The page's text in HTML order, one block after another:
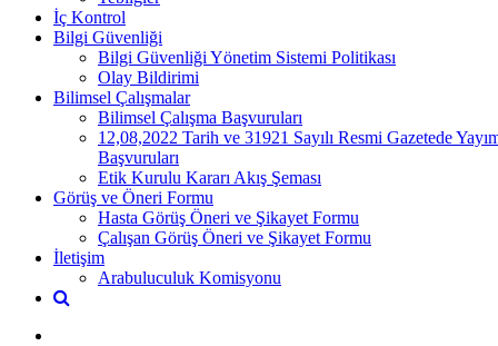
İç Kontrol
Bilgi Güvenliği
Bilgi Güvenliği Yönetim Sistemi Politikası
Olay Bildirimi
Bilimsel Çalışmalar
Bilimsel Çalışma Başvuruları
12,08,2022 Tarih ve 31921 Sayılı Resmi Gazetede
Başvuruları
Etik Kurulu Kararı Akış Şeması
Görüş ve Öneri Formu
Hasta Görüş Öneri ve Şikayet Formu
Çalışan Görüş Öneri ve Şikayet Formu
İletişim
Arabuluculuk Komisyonu